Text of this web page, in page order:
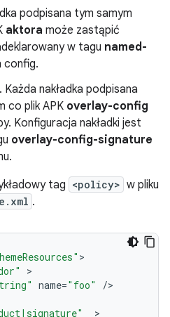
podpisana tym samym
aktora może zastąpić
w tagu named-
config.
. Każda nakładka podpisana
co plik APK overlay-config
Konfiguracja nakładki jest
overlay-config-signature
tag <policy> w pliku
.
name="foo" /